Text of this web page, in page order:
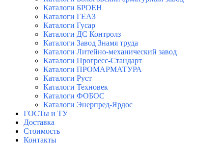
Каталоги БРОЕН
Каталоги ГЕАЗ
Каталоги Гусар
Каталоги ДС Контролз
Каталоги Завод Знамя труда
Каталоги Литейно-механический завод
Каталоги Прогресс-Стандарт
Каталоги ПРОМАРМАТУРА
Каталоги Руст
Каталоги Техновек
Каталоги ФОБОС
Каталоги Энерпред-Ярдос
ГОСТы и ТУ
Доставка
Стоимость
Контакты